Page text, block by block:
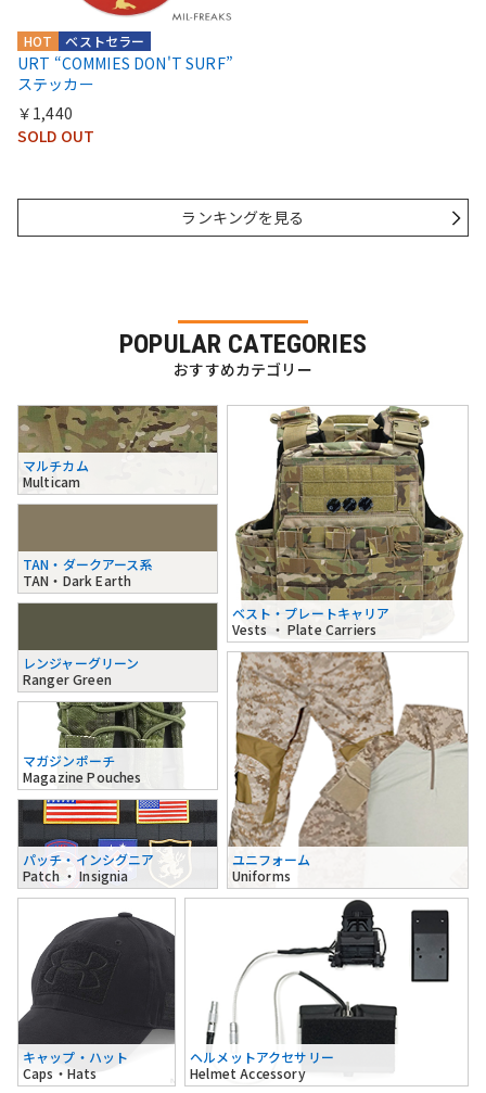
ベストセラー
HOT
URT “COMMIES DON'T SURF”
ステッカー
￥1,440
SOLD OUT
ランキングを見る
POPULAR CATEGORIES
おすすめカテゴリー
マルチカム
Multicam
TAN・ダークアース系
TAN・Dark Earth
レンジャーグリーン
Ranger Green
ベスト・プレートキャリア
Vests ・ Plate Carriers
マガジンポーチ
Magazine Pouches
パッチ・インシグニア
Patch ・ Insignia
ユニフォーム
Uniforms
キャップ・ハット
Caps・Hats
ヘルメットアクセサリー
Helmet Accessory